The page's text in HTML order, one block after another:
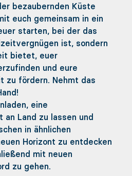
bezaubernden Küste
euch gemeinsam in ein
starten, bei der das
ist, sondern
bietet, euer
und eure
zu fördern. Nehmt das
eine
an Land zu lassen und
in ähnlichen
Horizont zu entdecken
mit neuen
zu gehen.